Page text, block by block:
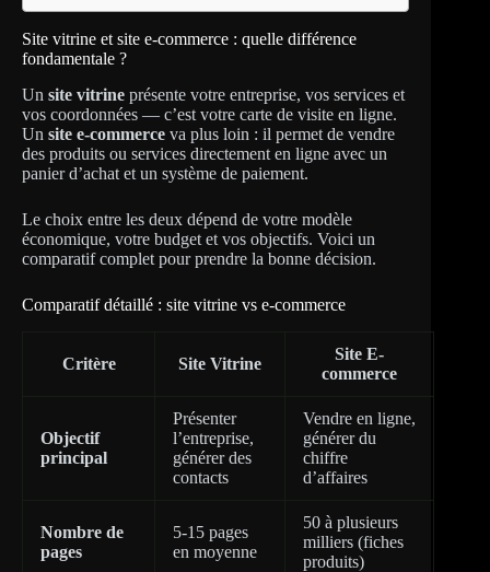
Site vitrine et site e-commerce : quelle différence
fondamentale ?
Un site vitrine présente votre entreprise, vos services et
vos coordonnées — c’est votre carte de visite en ligne.
Un site e-commerce va plus loin : il permet de vendre
des produits ou services directement en ligne avec un
panier d’achat et un système de paiement.
Le choix entre les deux dépend de votre modèle
économique, votre budget et vos objectifs. Voici un
comparatif complet pour prendre la bonne décision.
Comparatif détaillé : site vitrine vs e-commerce
Critère Site Vitrine
Site E-
commerce
Objectif
principal
Présenter
l’entreprise,
générer des
contacts
Vendre en ligne,
générer du
chiffre
d’affaires
Nombre de
pages
5-15 pages
en moyenne
50 à plusieurs
milliers (fiches
produits)